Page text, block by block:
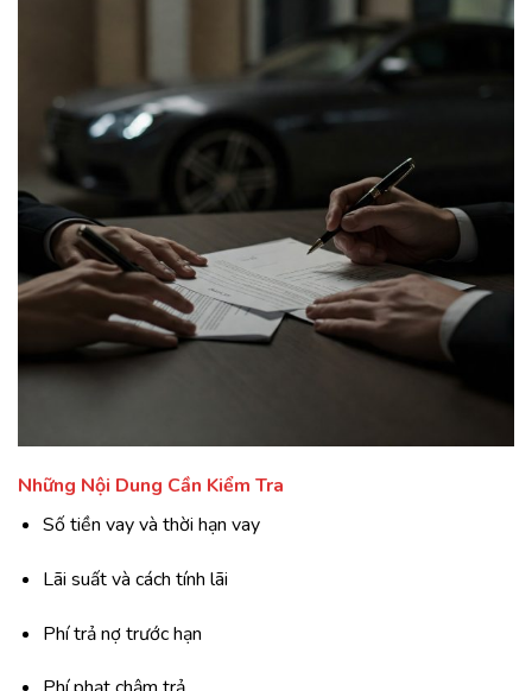
Những Nội Dung Cần Kiểm Tra
Số tiền vay và thời hạn vay
Lãi suất và cách tính lãi
Phí trả nợ trước hạn